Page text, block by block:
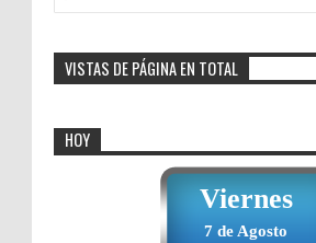
VISTAS DE PÁGINA EN TOTAL
HOY
Viernes
7 de Agosto